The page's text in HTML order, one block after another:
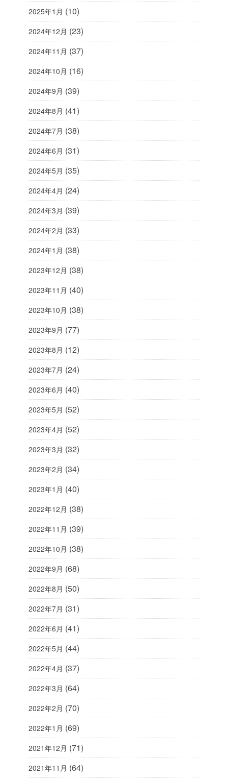
2025年1月 (10)
2024年12月 (23)
2024年11月 (37)
2024年10月 (16)
2024年9月 (39)
2024年8月 (41)
2024年7月 (38)
2024年6月 (31)
2024年5月 (35)
2024年4月 (24)
2024年3月 (39)
2024年2月 (33)
2024年1月 (38)
2023年12月 (38)
2023年11月 (40)
2023年10月 (38)
2023年9月 (77)
2023年8月 (12)
2023年7月 (24)
2023年6月 (40)
2023年5月 (52)
2023年4月 (52)
2023年3月 (32)
2023年2月 (34)
2023年1月 (40)
2022年12月 (38)
2022年11月 (39)
2022年10月 (38)
2022年9月 (68)
2022年8月 (50)
2022年7月 (31)
2022年6月 (41)
2022年5月 (44)
2022年4月 (37)
2022年3月 (64)
2022年2月 (70)
2022年1月 (69)
2021年12月 (71)
2021年11月 (64)